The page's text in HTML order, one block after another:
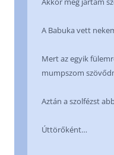
A Babuka vett
Mert az egyik
mumpszom
Aztán a szolfézst
Úttörőként…